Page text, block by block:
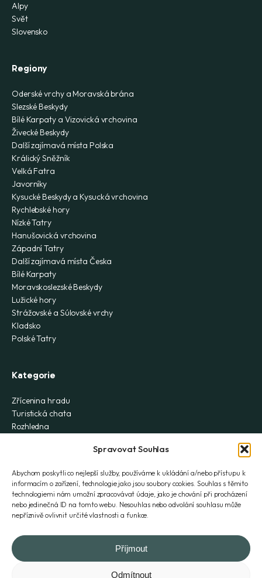
Spravovat Souhlas
Abychom poskytli co nejlepší služby, používáme k ukládání a/nebo přístupu k
informacím o zařízení, technologie jako jsou soubory cookies. Souhlas s těmito
technologiemi nám umožní zpracovávat údaje, jako je chování při procházení
nebo jedinečná ID na tomto webu. Nesouhlas nebo odvolání souhlasu může
nepříznivě ovlivnit určité vlastnosti a funkce.
Příjmout
Odmítnout
Alpy
Svět
Slovensko
Regiony
Oderské vrchy a Moravská brána
Slezské Beskydy
Bílé Karpaty a Vizovická vrchovina
Živecké Beskydy
Další zajímavá místa Polska
Králický Sněžník
Velká Fatra
Javorníky
Kysucké Beskydy a Kysucká vrchovina
Rychlebské hory
Nízké Tatry
Hanušovická vrchovina
Západní Tatry
Další zajímavá místa Česka
Bílé Karpaty
Moravskoslezské Beskydy
Lužické hory
Strážovské a Súlovské vrchy
Kladsko
Polské Tatry
Kategorie
Zřícenina hradu
Turistická chata
Rozhledna
Skály
Vodopád
Skialpy
Záhada